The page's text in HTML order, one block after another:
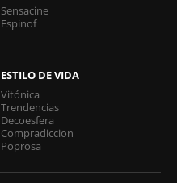
Sensacine
Espinof
ESTILO DE VIDA
Vitónica
Trendencias
Decoesfera
Compradiccion
Poprosa